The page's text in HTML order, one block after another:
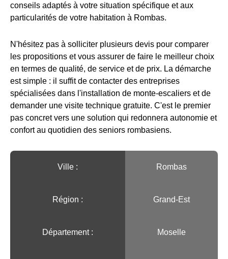
conseils adaptés à votre situation spécifique et aux
particularités de votre habitation à Rombas.
N'hésitez pas à solliciter plusieurs devis pour comparer
les propositions et vous assurer de faire le meilleur choix
en termes de qualité, de service et de prix. La démarche
est simple : il suffit de contacter des entreprises
spécialisées dans l'installation de monte-escaliers et de
demander une visite technique gratuite. C'est le premier
pas concret vers une solution qui redonnera autonomie et
confort au quotidien des seniors rombasiens.
Ville :️ Rombas
Région :️ Grand-Est
Département : Moselle